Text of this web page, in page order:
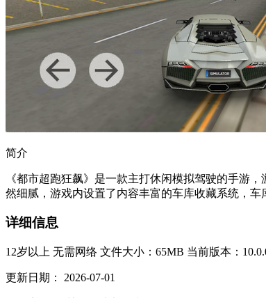
简介
《都市超跑狂飙》是一款主打休闲模拟驾驶的手游
然细腻，游戏内设置了内容丰富的车库收藏系统，
详细信息
12岁以上 无需网络 文件大小：65MB 当前版本：
更新日期： 2026-07-01